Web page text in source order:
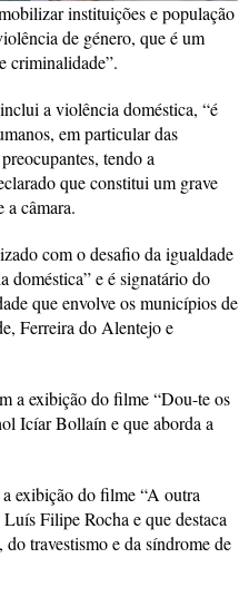
instituições e população
de género, que é um
criminalidade”.
a violência doméstica, “é
em particular das
tendo a
que constitui um grave
a câmara.
com o desafio da igualdade
doméstica” e é signatário do
que envolve os municípios de
Ferreira do Alentejo e
a exibição do filme “Dou-te os
Icíar Bollaín e que aborda a
exibição do filme “A outra
Filipe Rocha e que destaca
do travestismo e da síndrome de